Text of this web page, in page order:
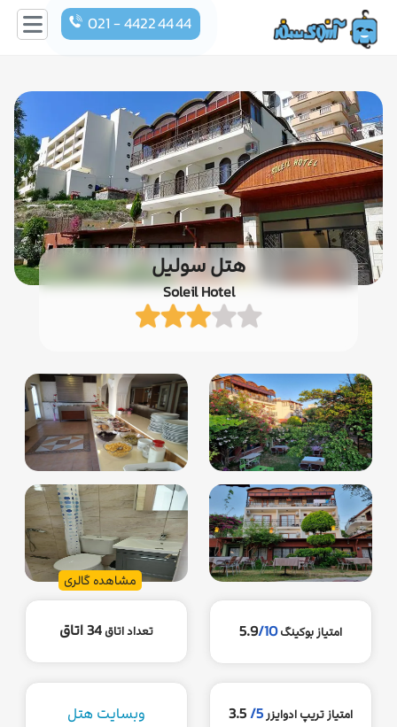
021 - 4422 44 44
هتل سولیل
Soleil Hotel
مشاهده گالری
امتیاز بوکینگ 5.9/10 تعداد اتاق34 اتاق
امتیاز تریپ ادوایزر5/ وبسایت هتل